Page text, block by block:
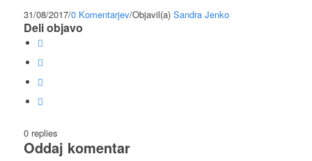
31/08/2017/0 Komentarjev/Objavil(a) Sandra Jenko
Deli objavo
0 replies
Oddaj komentar